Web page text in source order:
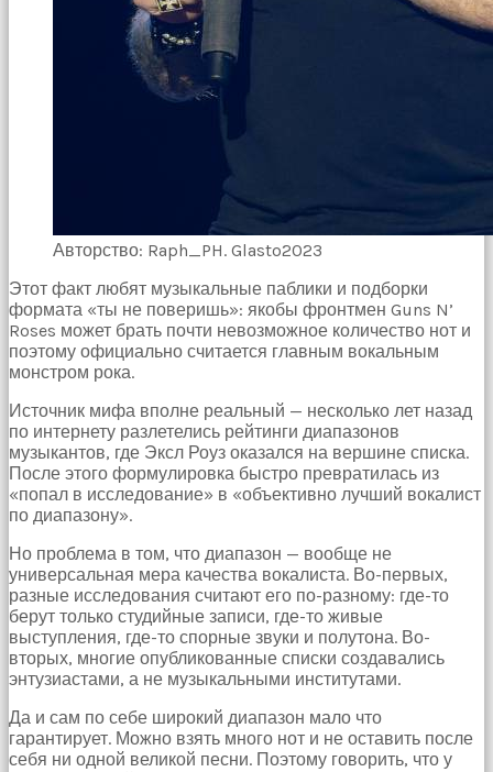
Авторство: Raph_PH. Glasto2023
Этот факт любят музыкальные паблики и подборки
формата «ты не поверишь»: якобы фронтмен Guns N’
Roses может брать почти невозможное количество нот и
поэтому официально считается главным вокальным
монстром рока.
Источник мифа вполне реальный — несколько лет назад
по интернету разлетелись рейтинги диапазонов
музыкантов, где Эксл Роуз оказался на вершине списка.
После этого формулировка быстро превратилась из
«попал в исследование» в «объективно лучший вокалист
по диапазону».
Но проблема в том, что диапазон — вообще не
универсальная мера качества вокалиста. Во-первых,
разные исследования считают его по-разному: где-то
берут только студийные записи, где-то живые
выступления, где-то спорные звуки и полутона. Во-
вторых, многие опубликованные списки создавались
энтузиастами, а не музыкальными институтами.
Да и сам по себе широкий диапазон мало что
гарантирует. Можно взять много нот и не оставить после
себя ни одной великой песни. Поэтому говорить, что у